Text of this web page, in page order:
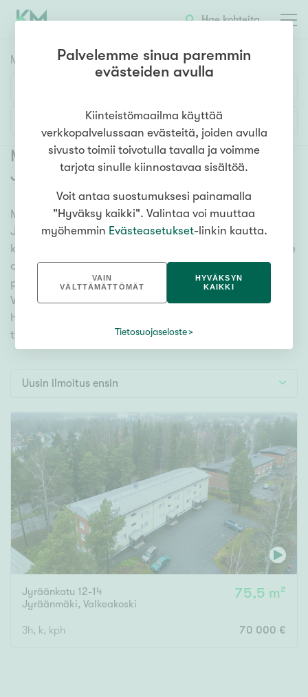
Hae kohteita
Myyntikohteet
1h 2h 3h 4h 5h+
Asuntotyyppi
Kerros-/luhtitalo
Rivitalo/paritalo
Omakoti-/erillistalo
Maa- tai metsätila
Vapaa-ajan asunto
Autotalli
Hinta
000 000 €
Pinta-ala
Asuinpinta-ala Kokonaispinta-ala
Lisää hakuehtoja
Myytävät asunnot Valkeakoski
Jyräänmäki (1)
Meiltä löydät myytävät asunnot Valkeakoski
Jyräänmäki, oli tarpeesi mikä vain! Tuhansien
kohteiden ja satojen kiinteistönvälittäjien verkostomme
auttaa sinua kenties elämäsi tärkeimmässä
päätöksessä. Katso alta kaikki myytävät asunnot
Valkeakoski Jyräänmäki. Hyödynnä myös kätevää
hakutyökaluamme, jonka avulla löydät omien
toiveidesi mukaisen kodin.
Uusin ilmoitus ensin
Jyräänkatu 12-14
Jyräänmäki, Valkeakoski
75,5 m²
3h, k, kph 70 000 €
Palvelemme sinua paremmin
evästeiden avulla
Kiinteistömaailma käyttää
verkkopalvelussaan evästeitä, joiden avulla
sivusto toimii toivotulla tavalla ja voimme
tarjota sinulle kiinnostavaa sisältöä.
Voit antaa suostumuksesi painamalla
"Hyväksy kaikki". Valintaa voi muuttaa
myöhemmin Evästeasetukset-linkin kautta.
VAIN
VÄLTTÄMÄTTÖMÄT
HYVÄKSYN
KAIKKI
Tietosuojaseloste